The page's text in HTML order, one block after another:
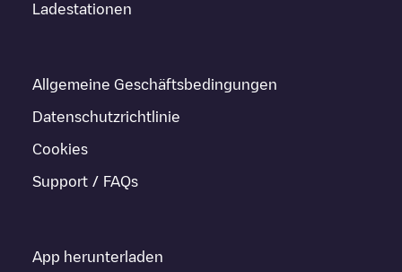
Ladestationen
Allgemeine Geschäftsbedingungen
Datenschutzrichtlinie
Cookies
Support / FAQs
App herunterladen